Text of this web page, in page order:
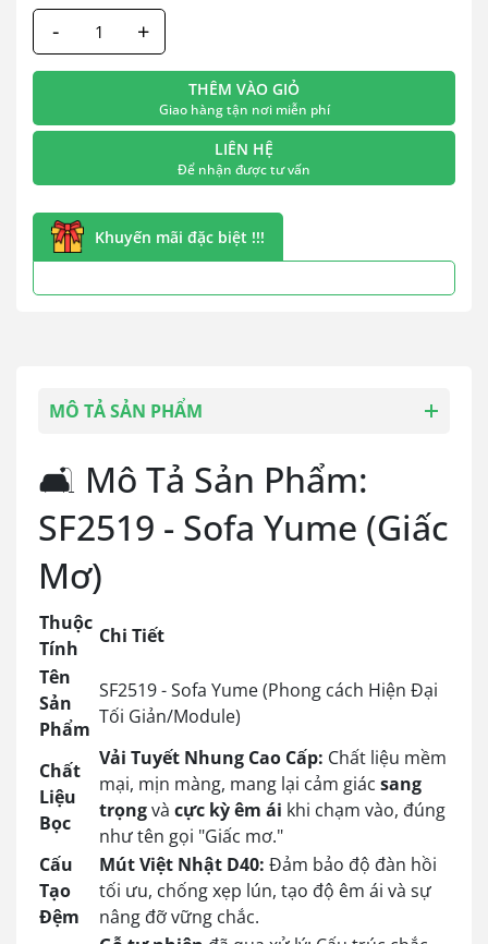
- +
THÊM VÀO GIỎ
Giao hàng tận nơi miễn phí
LIÊN HỆ
Để nhận được tư vấn
Khuyến mãi đặc biệt !!!
MÔ TẢ SẢN PHẨM
🛋️ Mô Tả Sản Phẩm:
SF2519 - Sofa Yume (Giấc
Mơ)
Thuộc
Tính
Chi Tiết
Tên
Sản
Phẩm
SF2519 - Sofa Yume (Phong cách Hiện Đại
Tối Giản/Module)
Chất
Liệu
Bọc
Vải Tuyết Nhung Cao Cấp: Chất liệu mềm
mại, mịn màng, mang lại cảm giác sang
trọngvà cực kỳ êm ái khi chạm vào, đúng
như tên gọi "Giấc mơ."
Cấu
Tạo
Đệm
Mút Việt Nhật D40: Đảm bảo độ đàn hồi
tối ưu, chống xẹp lún, tạo độ êm ái và sự
nâng đỡ vững chắc.